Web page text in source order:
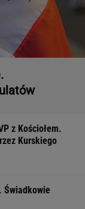
z Kościołem.
Kurskiego
Świadkowie